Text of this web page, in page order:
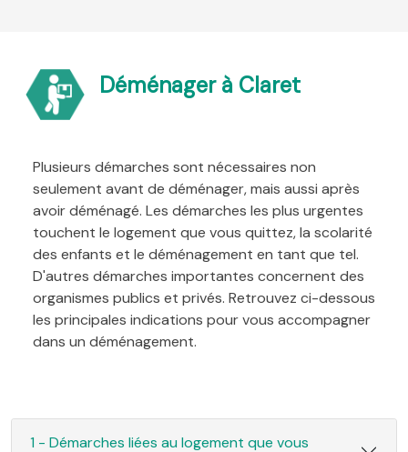
Déménager à Claret
Plusieurs démarches sont nécessaires non
seulement avant de déménager, mais aussi après
avoir déménagé. Les démarches les plus urgentes
touchent le logement que vous quittez, la scolarité
des enfants et le déménagement en tant que tel.
D'autres démarches importantes concernent des
organismes publics et privés. Retrouvez ci-dessous
les principales indications pour vous accompagner
dans un déménagement.
1 - Démarches liées au logement que vous